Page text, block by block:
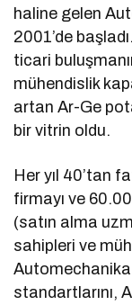
haline gelen
2001’de
ticari
mühendislik
artan Ar-Ge
bir vitrin oldu.
Her yıl 40’tan
firmayı ve
(satın alma
sahipleri ve
Automechanika
standartlarını,